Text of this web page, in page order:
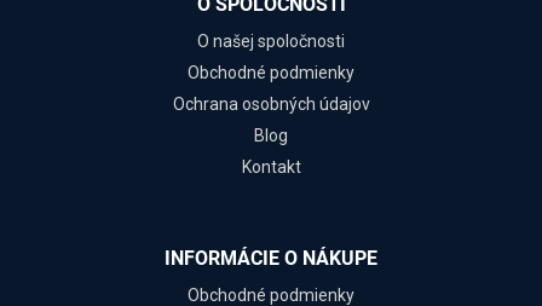
O našej spoločnosti
Obchodné podmienky
Ochrana osobných údajov
Blog
Kontakt
INFORMÁCIE O NÁKUPE
Obchodné podmienky